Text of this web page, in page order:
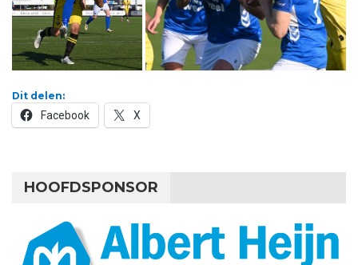
Dit delen:
Facebook X
HOOFDSPONSOR